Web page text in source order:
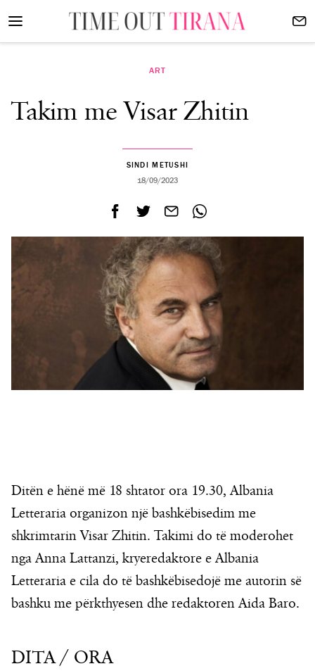
ART
Takim me Visar Zhitin
SINDI METUSHI
18/09/2023
Ditën e hënë më 18 shtator ora 19.30, Albania
Letteraria organizon një bashkëbisedim me
shkrimtarin Visar Zhitin. Takimi do të moderohet
nga Anna Lattanzi, kryeredaktore e Albania
Letteraria e cila do të bashkëbisedojë me autorin së
bashku me përkthyesen dhe redaktoren Aida Baro.
DITA / ORA